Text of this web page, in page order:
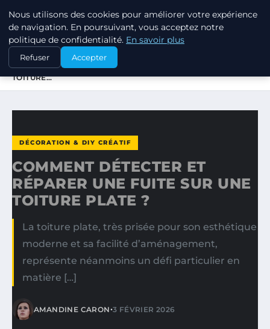
JARDINOTOP
ACCUEIL
DÉCORATION & DIY CRÉATIF
COMMENT DÉTECTER ET RÉPARER UNE FUITE SUR UNE
TOITURE…
DÉCORATION & DIY CRÉATIF
COMMENT DÉTECTER ET
RÉPARER UNE FUITE SUR UNE
TOITURE PLATE ?
La toiture plate, très prisée pour son esthétique
moderne et sa facilité d’aménagement,
représente néanmoins un défi particulier en
matière […]
AMANDINE CARON•3 FÉVRIER 2026
Nous utilisons des cookies pour améliorer votre expérience
de navigation. En poursuivant, vous acceptez notre
politique de confidentialité. En savoir plus
Refuser Accepter